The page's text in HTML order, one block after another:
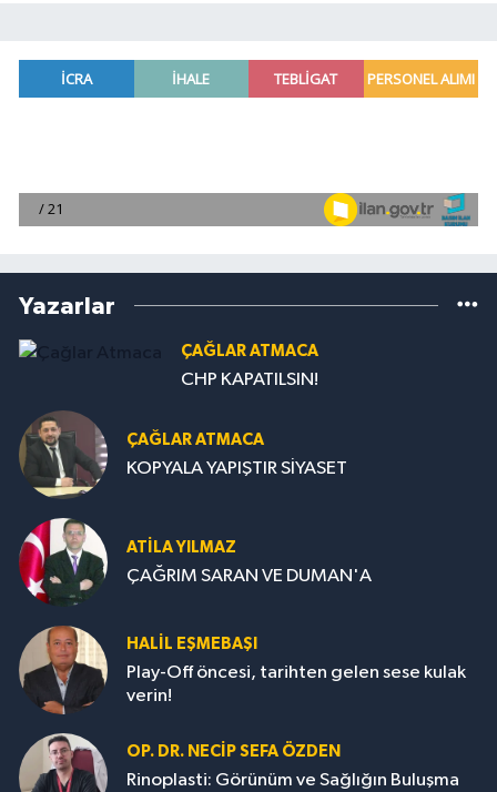
Yazarlar
ÇAĞLAR ATMACA
CHP KAPATILSIN!
ÇAĞLAR ATMACA
KOPYALA YAPIŞTIR SİYASET
ATILA YILMAZ
ÇAĞRIM SARAN VE DUMAN'A
HALIL EŞMEBAŞI
Play-Off öncesi, tarihten gelen sese kulak
verin!
OP. DR. NECIP SEFA ÖZDEN
Rinoplasti: Görünüm ve Sağlığın Buluşma